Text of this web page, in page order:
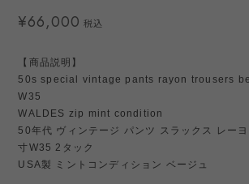
¥66,000 税込
【商品説明】
50s special vintage pants rayon trousers
W35
WALDES zip mint condition
50年代 ヴィンテージ パンツ スラックス レー
寸W35 2タック
USA製 ミントコンディション ベージュ